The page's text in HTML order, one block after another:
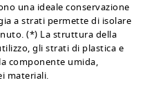
una ideale conservazione
a strati permette di isolare
(*) La struttura della
gli strati di plastica e
componente umida,
materiali.